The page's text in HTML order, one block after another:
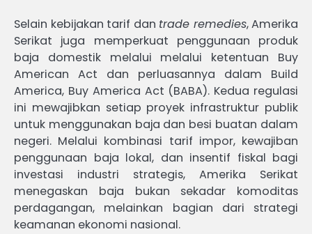
Selain kebijakan tarif dan trade remedies, Amerika
Serikat juga memperkuat penggunaan produk
baja domestik melalui melalui ketentuan Buy
American Act dan perluasannya dalam Build
America, Buy America Act (BABA). Kedua regulasi
ini mewajibkan setiap proyek infrastruktur publik
untuk menggunakan baja dan besi buatan dalam
negeri. Melalui kombinasi tarif impor, kewajiban
penggunaan baja lokal, dan insentif fiskal bagi
investasi industri strategis, Amerika Serikat
menegaskan baja bukan sekadar komoditas
perdagangan, melainkan bagian dari strategi
keamanan ekonomi nasional.